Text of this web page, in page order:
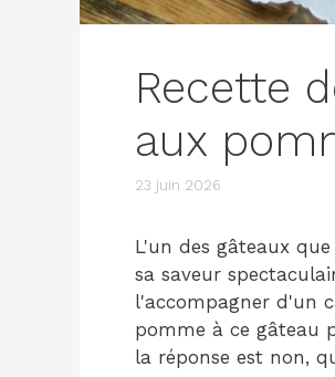
Recette
aux
23 juin 2026
L'un des gâteaux
sa saveur
l'accompagner d'un
pomme à ce gâteau
la réponse est non,